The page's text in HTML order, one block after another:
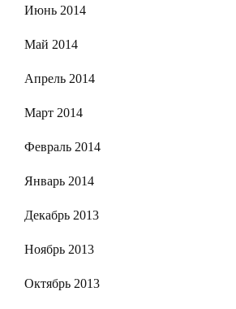
Июнь 2014
Май 2014
Апрель 2014
Март 2014
Февраль 2014
Январь 2014
Декабрь 2013
Ноябрь 2013
Октябрь 2013